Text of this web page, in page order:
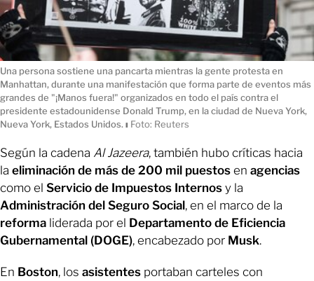
Una persona sostiene una pancarta mientras la gente protesta en
Manhattan, durante una manifestación que forma parte de eventos más
grandes de "¡Manos fuera!" organizados en todo el país contra el
presidente estadounidense Donald Trump, en la ciudad de Nueva York,
Nueva York, Estados Unidos. ı Foto: Reuters
Según la cadena Al Jazeera, también hubo críticas hacia
la eliminación de más de 200 mil puestos en agencias
como el Servicio de Impuestos Internos y la
Administración del Seguro Social, en el marco de la
reforma liderada por el Departamento de Eficiencia
Gubernamental (DOGE), encabezado por Musk.
En Boston, los asistentes portaban carteles con